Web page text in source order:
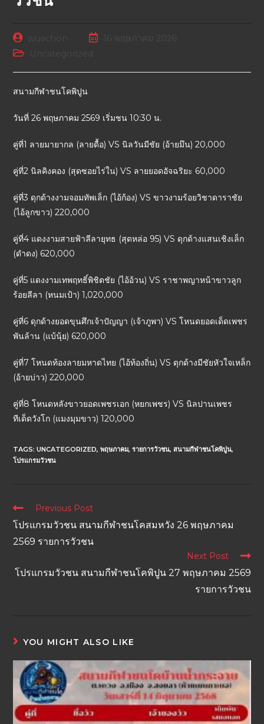
16 พฤษภาคม 2026
Uncategorized
สนามกีฬาชนโคพิปูน
วันที่ 26 พฤษภาคม 2569 เริ่มชน 10:30 น.
คู่ที่1 ลายมายากล (ลายดื้อ) VS นิลวันมีชัย (อ้ายมึน) 20,000
คู่ที่2 นิลคิงคอง (สุดซอยไร่ใน) VS ลายยอดอัจฉริยะ 60,000
คู่ที่3 ดุกด้างงามจอมทัพเล็ก (ไอ้ก้อง) VS ขาวงามร้อยวิชาดาราชัย
(ไอ้ลูกขาว) 220,000
คู่ที่4 แดงงามสายฟ้าลีลายุทธ (สุดหล่อ 95) VS ดุกด้างแสนเชิงเล็ก
(ดำดง) 620,000
คู่ที่5 แดงงามเทพฤทธิ์พิชิตชัย (ไอ้อ้วน) VS ราชาพญาหน้าขาวลูก
ร้อยลีลา (หนมเป้า) 1,020,000
คู่ที่6 ดุกด้างยอดขุนศึกเจ้าปัญญา (เจ้าภูพา) VS โหนดยอดเด็ดเพชร
พันล้าน (แบ้นุ้ย) 620,000
คู่ที่7 โหนดท้องลายมหาดไทย (ไอ้ท้องถิ่น) VS ดุกด้างมีชัยหัวใจเหล็ก
(อ้ายบ่าว) 220,000
คู่ที่8 โหนดหลังขาวยอดเพชรเอก (หยกเพชร) VS นิลปานเพชร
ทีเด็ดวังโก (แมงมุมขาว) 120,000
TAGS:UNCATEGORIZED, พฤษภาคม, รายการวัวชน, สนามกีฬาชนโคพิปูน,
โปรแกรมวัวชน
Previous Post
โปรแกรมวัวชน สนามกีฬาชนโคสมหวัง 26 พฤษภาคม
2569 รายการวัวชน
Next Post
โปรแกรมวัวชน สนามกีฬาชนโคพิปูน 27 พฤษภาคม 2569
รายการวัวชน
YOU MIGHT ALSO LIKE